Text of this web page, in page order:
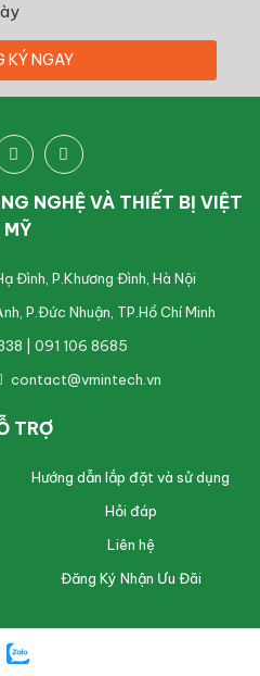
NGHỆ VÀ THIẾT BỊ VIỆT
MỸ
Đình, P.Khương Đình, Hà Nội
P.Đức Nhuận, TP.Hồ Chí Minh
| 091 106 8685
contact@vmintech.vn
TRỢ
Hướng dẫn lắp đặt và sử dụng
Hỏi đáp
Liên hệ
Đăng Ký Nhận Ưu Đãi
. All Rights Reserved.